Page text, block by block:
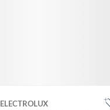
ELECTROLUX